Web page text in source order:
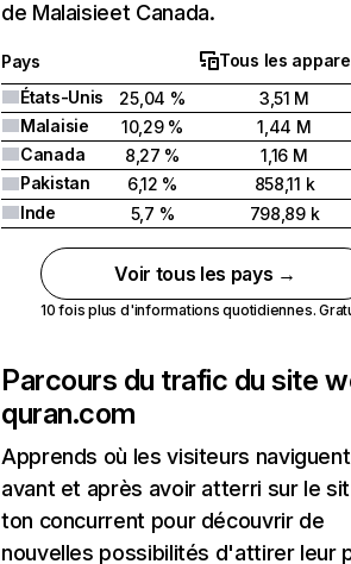
de Malaisieet Canada.
Pays
Tous les
États-Unis
25,04 %
3,51 M
Malaisie
10,29 %
1,44 M
Canada
8,27 %
1,16 M
Pakistan
6,12 %
858,11 k
Inde
5,7 % 798,89 k
Voir tous les pays →
10 fois plus d'informations quotidiennes.
Parcours du trafic du site
quran.com
Apprends où les visiteurs naviguent
avant et après avoir atterri sur le
ton concurrent pour découvrir de
nouvelles possibilités d'attirer leur